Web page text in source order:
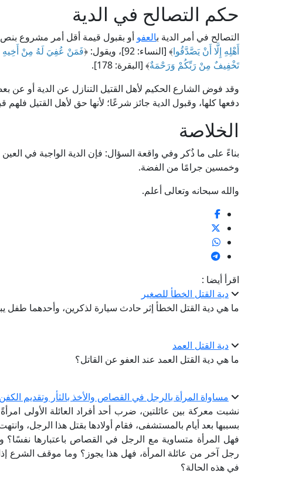
حكم التصالح في الدية
التصالح في أمر الدية بالعفو أو بقبول قيمة أقل أمر مشروع
أَهْلِهِ إِلَّا أَنْ يَصَّدَّقُوا﴾ [النساء: 92]، ويقول: ﴿
فَمَنْ عُفِيَ لَهُ مِنْ أَخِيهِ
تَخْفِيفٌ مِنْ رَبِّكُمْ وَرَحْمَةٌ﴾ [البقرة: 178].
وقد فوض الشارع الحكيم لأهل القتيل التنازل عن الدية أو عن
دفعها كلها، وقبول الدية جائز شرعًا؛ لأنها حق لأهل القتيل فلهم
الخلاصة
بناءً على ما ذُكر وفي واقعة السؤال: فإن الدية الواجبة في
وخمسين جرامًا من الفضة.
والله سبحانه وتعالى أعلم.
اقرأ أيضا :
دية القتل الخطأ للصغير
ما هي دية القتل الخطأ إثر حادث سيارة لذكرين، وأحدهما طفل
دية القتل العمد
ما هي دية القتل العمد عند العفو عن القاتل؟
مساواة المرأة بالرجل في القصاص والأخذ بالثأر وتقديم
نشبت معركة بين عائلتين، ضرب أحد أفراد العائلة الأولى
بسببها بعد أيام بالمستشفى، فقام أولادها بقتل هذا الرجل، وانتهت
فهل المرأة متساوية مع الرجل في القصاص باعتبارها نفسًا؟
رجل آخر من عائلة المرأة، فهل هذا يجوز؟ وما موقف الشرع إذا
في هذه الحالة؟